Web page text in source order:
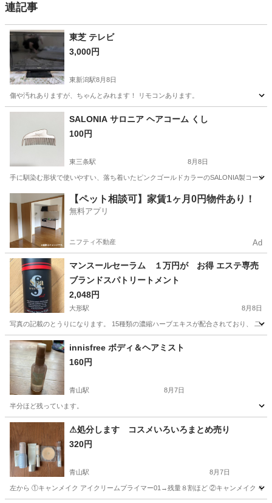
連記事
東芝 テレビ
3,000円
東新潟駅8月8日
傷や汚れありますが、ちゃんとみれます！ リモコンあります。
新潟 新潟市 おりものシート
SALONIA サロニア ヘアコーム くし
100円
東三条駅 8月8日
手に馴染む形状で使いやすい、落ち着いたピンクゴールドカラーのSALONIA製コー
三条市 東三条駅 ヘアケア SALONIA
【ペット相談可】家賃1ヶ月0円物件あり！
無料アプリ
ニフティ不動産 Ad
マンスールセーラム １万円が お得 エステ専売
ブランドスパトリートメント
2,048円
大形駅 8月8日
写真の記載のとうりになります。 15種類の濃縮ハーブエキスが配合されており、 二
新潟 新潟市 ボディケア
innisfree ボディ＆ヘアミスト
160円
青山駅 8月7日
半分ほど残っています。
新潟 新潟市 青山駅 香水
⚠︎処分します コスメいろいろまとめ売り
320円
青山駅 8月7日
左から ①キャンメイク アイクリームプライマー01→残量８割ほど ②キャンメイク モ